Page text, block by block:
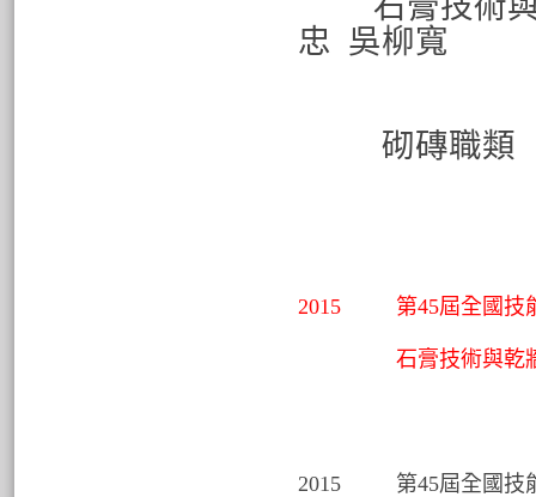
忠 吳柳寬
砌磚職
2015 第45屆全國技
石膏技術與乾
2015
第45屆全國技